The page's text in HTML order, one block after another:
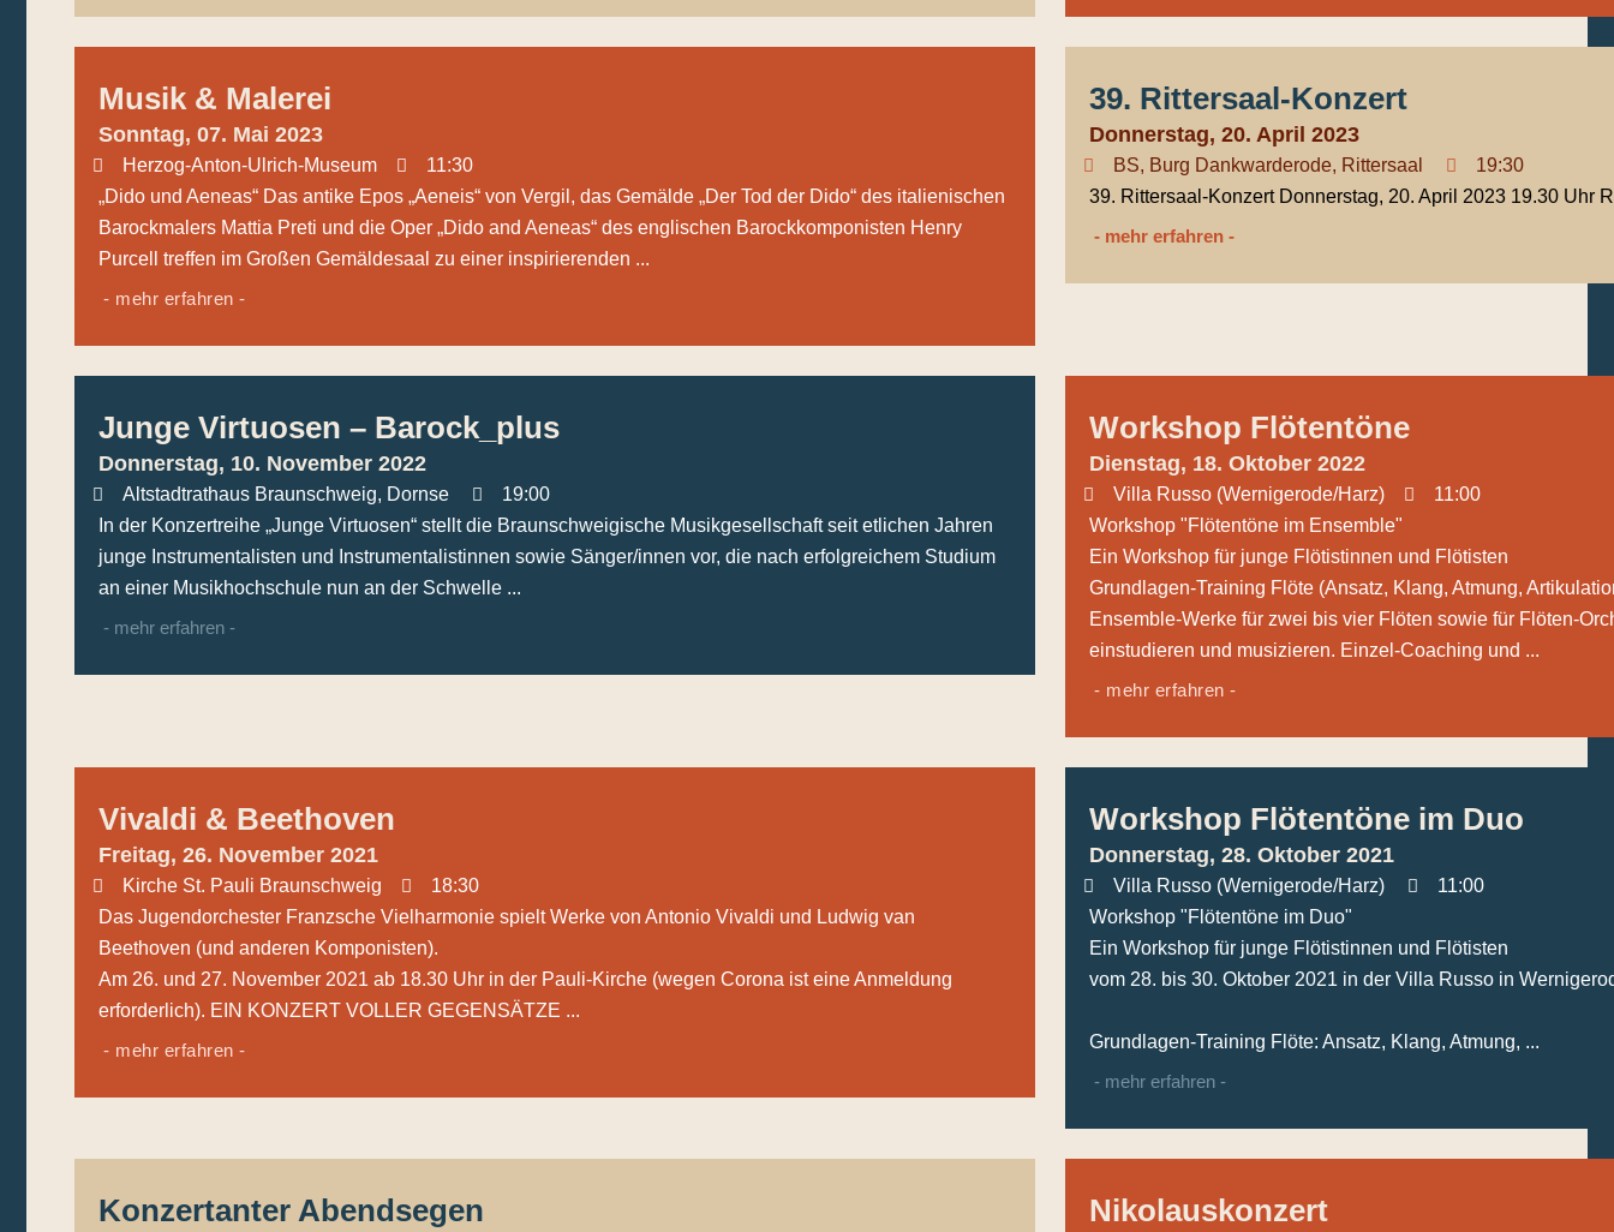
Musik & Malerei
Sonntag, 07. Mai 2023
Herzog-Anton-Ulrich-Museum
11:30
„Dido und Aeneas“ Das antike Epos „Aeneis“ von Vergil, das Gemälde „Der Tod der Dido“ des italienischen
Barockmalers Mattia Preti und die Oper „Dido and Aeneas“ des englischen Barockkomponisten Henry
Purcell treffen im Großen Gemäldesaal zu einer inspirierenden ...
- mehr erfahren -
39. Rittersaal-Konzert
Donnerstag, 20. April 2023
BS, Burg Dankwarderode, Rittersaal
19:30
39. Rittersaal-Konzert Donnerstag, 20. April 2023 19.30 Uhr
- mehr erfahren -
Junge Virtuosen – Barock_plus
Donnerstag, 10. November 2022
Altstadtrathaus Braunschweig, Dornse
19:00
In der Konzertreihe „Junge Virtuosen“ stellt die Braunschweigische Musikgesellschaft seit etlichen Jahren
junge Instrumentalisten und Instrumentalistinnen sowie Sänger/innen vor, die nach erfolgreichem Studium
an einer Musikhochschule nun an der Schwelle ...
- mehr erfahren -
Workshop Flötentöne
Dienstag, 18. Oktober 2022
Villa Russo (Wernigerode/Harz)
11:00
Workshop "Flötentöne im Ensemble"
Ein Workshop für junge Flötistinnen und Flötisten
Grundlagen-Training Flöte (Ansatz, Klang, Atmung,
Ensemble-Werke für zwei bis vier Flöten sowie für Flöten-
einstudieren und musizieren. Einzel-Coaching und ...
- mehr erfahren -
Vivaldi & Beethoven
Freitag, 26. November 2021
Kirche St. Pauli Braunschweig
18:30
Das Jugendorchester Franzsche Vielharmonie spielt Werke von Antonio Vivaldi und Ludwig van
Beethoven (und anderen Komponisten).
Am 26. und 27. November 2021 ab 18.30 Uhr in der Pauli-Kirche (wegen Corona ist eine Anmeldung
erforderlich). EIN KONZERT VOLLER GEGENSÄTZE ...
- mehr erfahren -
Workshop Flötentöne im Duo
Donnerstag, 28. Oktober 2021
Villa Russo (Wernigerode/Harz)
11:00
Workshop "Flötentöne im Duo"
Ein Workshop für junge Flötistinnen und Flötisten
vom 28. bis 30. Oktober 2021 in der Villa Russo in
Grundlagen-Training Flöte: Ansatz, Klang, Atmung, ...
- mehr erfahren -
Konzertanter Abendsegen
Nikolauskonzert